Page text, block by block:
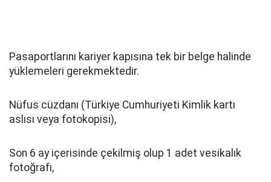
Pasaportlarını kariyer kapısına tek bir belge halinde
yüklemeleri gerekmektedir.
Nüfus cüzdanı (Türkiye Cumhuriyeti Kimlik kartı
aslısı veya fotokopisi),
Son 6 ay içerisinde çekilmiş olup 1 adet vesikalık
fotoğrafı,